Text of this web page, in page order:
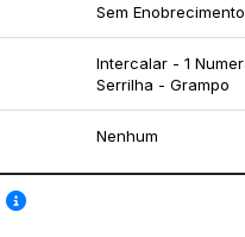
Sem Enobrecimento
Intercalar - 1
Serrilha - Grampo
Nenhum
Saiba como utilizar os